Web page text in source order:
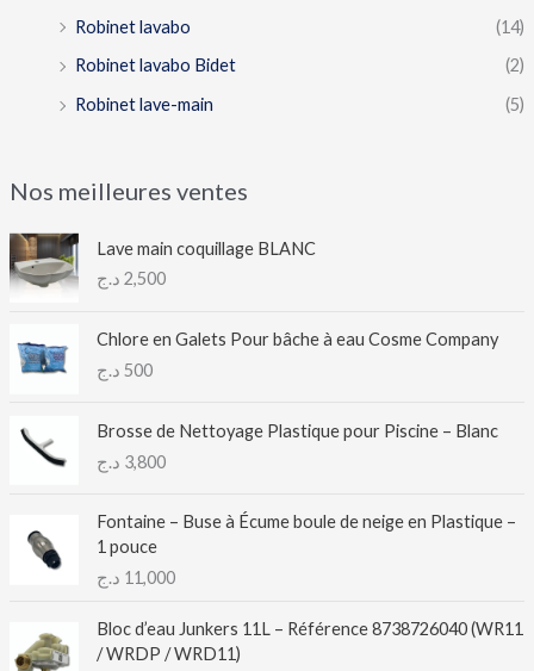
Robinet lavabo
(14)
Robinet lavabo Bidet
(2)
Robinet lave-main
(5)
Nos meilleures ventes
Lave main coquillage BLANC
2,500 د.ج
Chlore en Galets Pour bâche à eau Cosme Company
500 د.ج
Brosse de Nettoyage Plastique pour Piscine – Blanc
3,800 د.ج
Fontaine – Buse à Écume boule de neige en Plastique –
1 pouce
11,000 د.ج
Bloc d’eau Junkers 11L – Référence 8738726040 (WR11
/ WRDP / WRD11)